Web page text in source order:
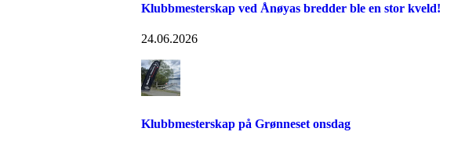
Klubbmesterskap ved Ånøyas bredder ble en stor kveld!
24.06.2026
Klubbmesterskap på Grønneset onsdag